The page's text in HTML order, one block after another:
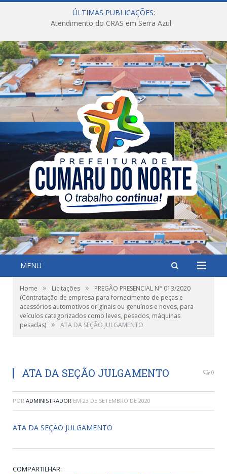
ÚLTIMAS PUBLICAÇÕES:
Atendimento do CRAS em Serra Azul
MENU
Home » Licitações »
PREGÃO PRESENCIAL N° 013/2020
(Contratação de empresa para fornecimento de peças e
acessórios automotivos originais ou genuínos e novos, para
veículos categorizados como leves, pesados, máquinas
pesadas) » ATA DA SEÇÃO JULGAMENTO
ATA DA SEÇÃO JULGAMENTO 0
POR ADMINISTRADOR EM 23 DE SETEMBRO DE 2020
ATA DA SEÇÃO JULGAMENTO
COMPARTILHAR: